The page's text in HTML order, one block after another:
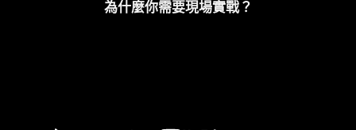
為什麼你需要現場實戰？